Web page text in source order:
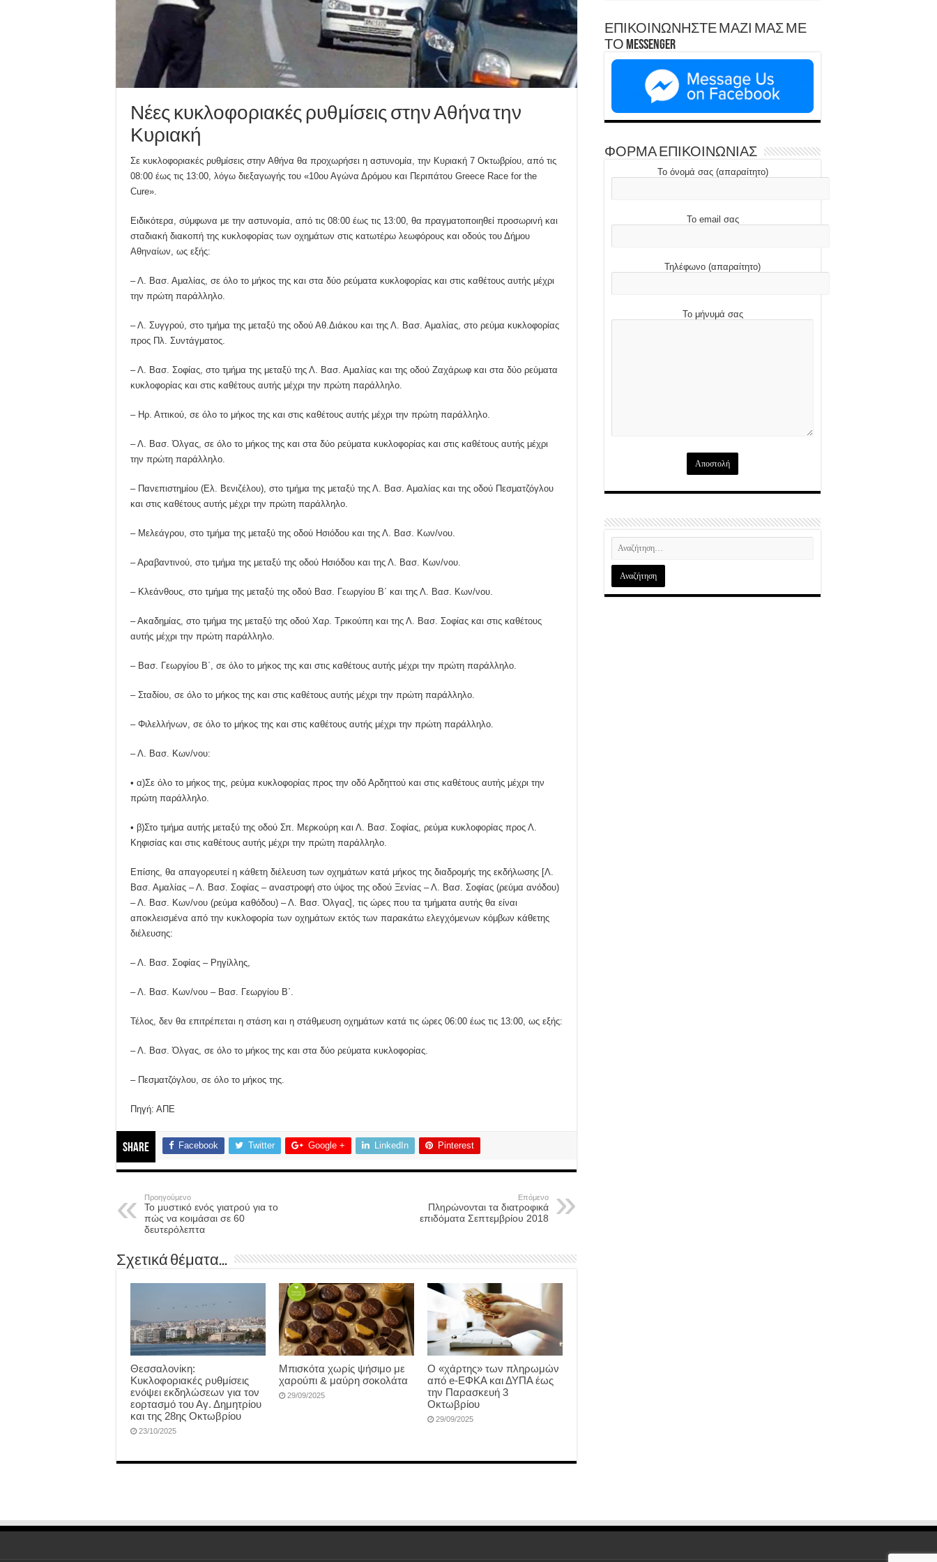
Νέες κυκλοφοριακές ρυθμίσεις στην Αθήνα την
Κυριακή
Σε κυκλοφοριακές ρυθμίσεις στην Αθήνα θα προχωρήσει η αστυνομία, την Κυριακή 7 Οκτωβρίου, από τις
08:00 έως τις 13:00, λόγω διεξαγωγής του «10ου Αγώνα Δρόμου και Περιπάτου Greece Race for the
Cure».
Ειδικότερα, σύμφωνα με την αστυνομία, από τις 08:00 έως τις 13:00, θα πραγματοποιηθεί προσωρινή και
σταδιακή διακοπή της κυκλοφορίας των οχημάτων στις κατωτέρω λεωφόρους και οδούς του Δήμου
Αθηναίων, ως εξής:
– Λ. Βασ. Αμαλίας, σε όλο το μήκος της και στα δύο ρεύματα κυκλοφορίας και στις καθέτους αυτής μέχρι
την πρώτη παράλληλο.
– Λ. Συγγρού, στο τμήμα της μεταξύ της οδού Αθ.Διάκου και της Λ. Βασ. Αμαλίας, στο ρεύμα κυκλοφορίας
προς Πλ. Συντάγματος.
– Λ. Βασ. Σοφίας, στο τμήμα της μεταξύ της Λ. Βασ. Αμαλίας και της οδού Ζαχάρωφ και στα δύο ρεύματα
κυκλοφορίας και στις καθέτους αυτής μέχρι την πρώτη παράλληλο.
– Ηρ. Αττικού, σε όλο το μήκος της και στις καθέτους αυτής μέχρι την πρώτη παράλληλο.
– Λ. Βασ. Όλγας, σε όλο το μήκος της και στα δύο ρεύματα κυκλοφορίας και στις καθέτους αυτής μέχρι
την πρώτη παράλληλο.
– Πανεπιστημίου (Ελ. Βενιζέλου), στο τμήμα της μεταξύ της Λ. Βασ. Αμαλίας και της οδού Πεσματζόγλου
και στις καθέτους αυτής μέχρι την πρώτη παράλληλο.
– Μελεάγρου, στο τμήμα της μεταξύ της οδού Ησιόδου και της Λ. Βασ. Κων/νου.
– Αραβαντινού, στο τμήμα της μεταξύ της οδού Ησιόδου και της Λ. Βασ. Κων/νου.
– Κλεάνθους, στο τμήμα της μεταξύ της οδού Βασ. Γεωργίου Β΄ και της Λ. Βασ. Κων/νου.
– Ακαδημίας, στο τμήμα της μεταξύ της οδού Χαρ. Τρικούπη και της Λ. Βασ. Σοφίας και στις καθέτους
αυτής μέχρι την πρώτη παράλληλο.
– Βασ. Γεωργίου Β΄, σε όλο το μήκος της και στις καθέτους αυτής μέχρι την πρώτη παράλληλο.
– Σταδίου, σε όλο το μήκος της και στις καθέτους αυτής μέχρι την πρώτη παράλληλο.
– Φιλελλήνων, σε όλο το μήκος της και στις καθέτους αυτής μέχρι την πρώτη παράλληλο.
– Λ. Βασ. Κων/νου:
• α)Σε όλο το μήκος της, ρεύμα κυκλοφορίας προς την οδό Αρδηττού και στις καθέτους αυτής μέχρι την
πρώτη παράλληλο.
• β)Στο τμήμα αυτής μεταξύ της οδού Σπ. Μερκούρη και Λ. Βασ. Σοφίας, ρεύμα κυκλοφορίας προς Λ.
Κηφισίας και στις καθέτους αυτής μέχρι την πρώτη παράλληλο.
Επίσης, θα απαγορευτεί η κάθετη διέλευση των οχημάτων κατά μήκος της διαδρομής της εκδήλωσης [Λ.
Βασ. Αμαλίας – Λ. Βασ. Σοφίας – αναστροφή στο ύψος της οδού Ξενίας – Λ. Βασ. Σοφίας (ρεύμα ανόδου)
– Λ. Βασ. Κων/νου (ρεύμα καθόδου) – Λ. Βασ. Όλγας], τις ώρες που τα τμήματα αυτής θα είναι
αποκλεισμένα από την κυκλοφορία των οχημάτων εκτός των παρακάτω ελεγχόμενων κόμβων κάθετης
διέλευσης:
– Λ. Βασ. Σοφίας – Ρηγίλλης,
– Λ. Βασ. Κων/νου – Βασ. Γεωργίου Β΄.
Τέλος, δεν θα επιτρέπεται η στάση και η στάθμευση οχημάτων κατά τις ώρες 06:00 έως τις 13:00, ως εξής:
– Λ. Βασ. Όλγας, σε όλο το μήκος της και στα δύο ρεύματα κυκλοφορίας.
– Πεσματζόγλου, σε όλο το μήκος της.
Πηγή: ΑΠΕ
Share Facebook Twitter Google + LinkedIn Pinterest
Προηγούμενο
Το μυστικό ενός γιατρού για το
πώς να κοιμάσαι σε 60
δευτερόλεπτα
Επόμενο
Πληρώνονται τα διατροφικά
επιδόματα Σεπτεμβρίου 2018
Σχετικά θέματα...
Θεσσαλονίκη:
Κυκλοφοριακές ρυθμίσεις
ενόψει εκδηλώσεων για τον
εορτασμό του Αγ. Δημητρίου
και της 28ης Οκτωβρίου
23/10/2025
Μπισκότα χωρίς ψήσιμο με
χαρούπι & μαύρη σοκολάτα
29/09/2025
Ο «χάρτης» των πληρωμών
από e-ΕΦΚΑ και ΔΥΠΑ έως
την Παρασκευή 3
Οκτωβρίου
29/09/2025
ΕΠΙΚΟΙΝΩΝΗΣΤΕ ΜΑΖΙ ΜΑΣ ΜΕ
ΤΟ Messenger
ΦΟΡΜΑ ΕΠΙΚΟΙΝΩΝΙΑΣ
Το όνομά σας (απαραίτητο)
Το email σας
Τηλέφωνο (απαραίτητο)
Το μήνυμά σας